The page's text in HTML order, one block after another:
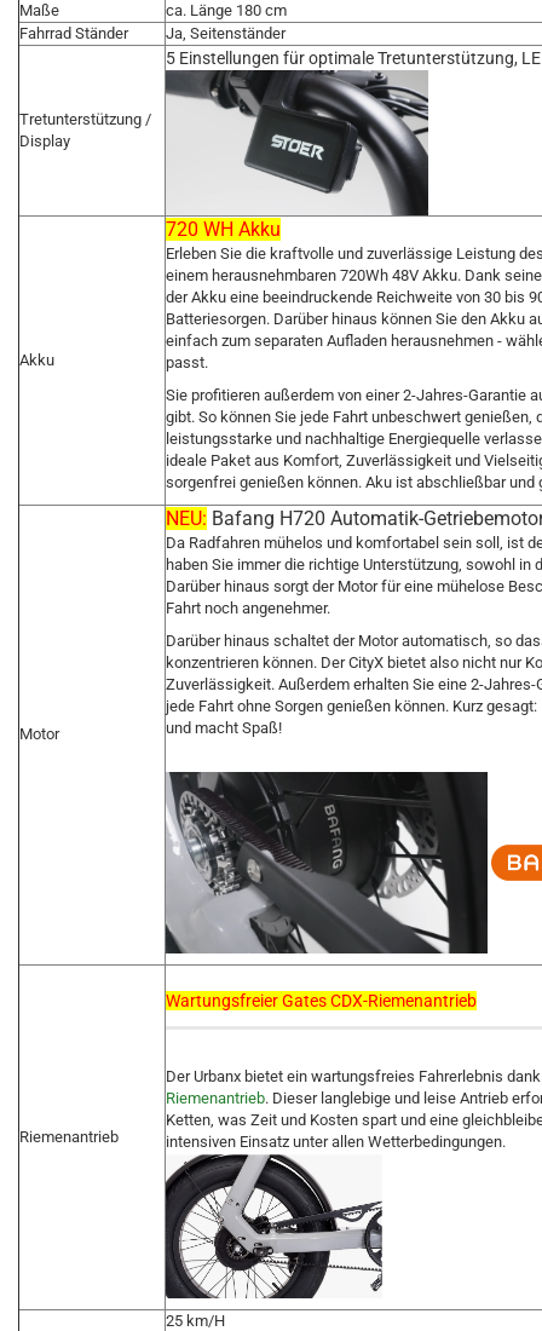
Maße
ca. Länge 180 cm
Fahrrad Ständer
Ja, Seitenständer
Tretunterstützung /
Display
5 Einstellungen für optimale Tretunterstützung,
Akku
720 WH Akku
Erleben Sie die kraftvolle und zuverlässige Leistung
einem herausnehmbaren 720Wh 48V Akku. Dank
der Akku eine beeindruckende Reichweite von 30 bis
Batteriesorgen. Darüber hinaus können Sie den Akku
einfach zum separaten Aufladen herausnehmen -
passt.
Sie profitieren außerdem von einer 2-Jahres-Garantie
gibt. So können Sie jede Fahrt unbeschwert
leistungsstarke und nachhaltige Energiequelle
ideale Paket aus Komfort, Zuverlässigkeit und
sorgenfrei genießen können. Aku ist abschließbar und
Motor
NEU: Bafang H720 Automatik-
Da Radfahren mühelos und komfortabel sein soll, ist
haben Sie immer die richtige Unterstützung, sowohl
Darüber hinaus sorgt der Motor für eine mühelose
Fahrt noch angenehmer.
Darüber hinaus schaltet der Motor automatisch, so
konzentrieren können. Der CityX bietet also nicht nur
Zuverlässigkeit. Außerdem erhalten Sie eine 2-
jede Fahrt ohne Sorgen genießen können. Kurz
und macht Spaß!
Riemenantrieb
Wartungsfreier Gates CDX-Riemenantrieb
Der Urbanx bietet ein wartungsfreies Fahrerlebnis
Riemenantrieb. Dieser langlebige und leise Antrieb
Ketten, was Zeit und Kosten spart und eine
intensiven Einsatz unter allen Wetterbedingungen.
25 km/H